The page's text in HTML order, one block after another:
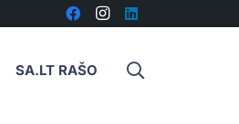
SA.LT RAŠO